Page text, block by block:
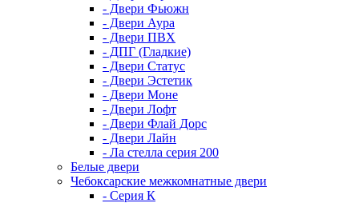
- Двери Фьюжн
- Двери Аура
- Двери ПВХ
- ДПГ (Гладкие)
- Двери Статус
- Двери Эстетик
- Двери Моне
- Двери Лофт
- Двери Флай Дорс
- Двери Лайн
- Ла стелла серия 200
Белые двери
Чебоксарские межкомнатные двери
- Серия К